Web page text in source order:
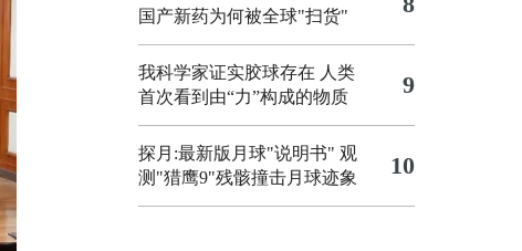
国产新药为何被全球"扫货"
我科学家证实胶球存在 人类
首次看到由“力”构成的物质
9
探月:最新版月球"说明书" 观
测"猎鹰9"残骸撞击月球迹象
10